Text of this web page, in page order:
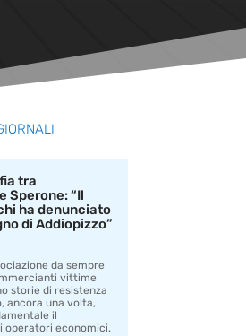
tra
Sperone: “Il
ha denunciato
di Addiopizzo”
da sempre
vittime
storie di resistenza
ancora una volta,
il
operatori economici.